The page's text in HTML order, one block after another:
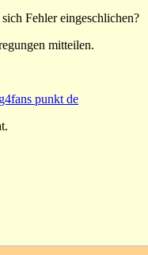
Fehler eingeschlichen?
mitteilen.
punkt de